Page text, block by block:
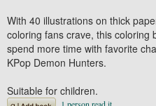
With 40 illustrations on thick
coloring fans crave, this coloring
spend more time with favorite
KPop Demon Hunters.
Suitable for children.